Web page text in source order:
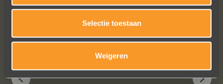
Selectie toestaan
Weigeren
Bekijk al onze reviews